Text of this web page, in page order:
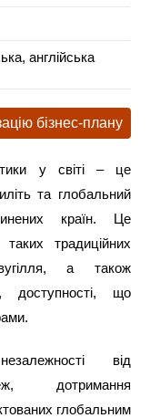
англійська
бізнес-плану
у світі – це
та глобальний
країн. Це
традиційних
а також
доступності, що
від
дотримання
глобальним